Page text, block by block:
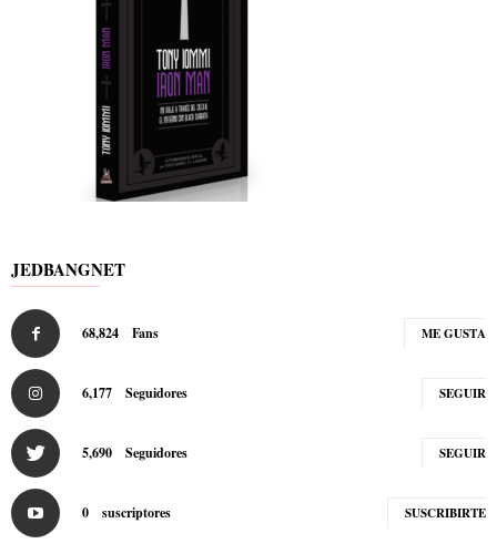
JEDBANGNET
68,824 Fans ME GUSTA
6,177 Seguidores SEGUIR
5,690 Seguidores SEGUIR
0 suscriptores SUSCRIBIRTE